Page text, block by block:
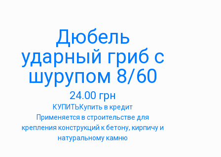
Дюбель
ударный гриб с
шурупом 8/60
24.00 грн
КУПИТЬКупить в кредит
Применяется в строительстве для
крепления конструкций к бетону, кирпичу и
натуральному камню